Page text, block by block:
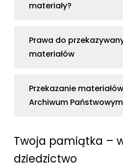
materiały?
Prawa do
materiałów
Przekazanie
Archiwum Państwowym
Twoja pamiątka –
dziedzictwo